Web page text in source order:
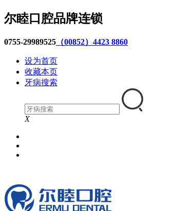
尔睦口腔品牌连锁
0755-29989525 （00852）4423 8860
设为首页
收藏本页
牙病搜索
X